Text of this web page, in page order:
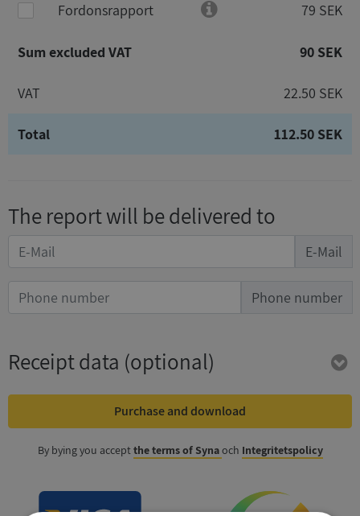
Fordonsrapport 79 SEK
Sum excluded VAT 90 SEK
VAT 22.50 SEK
Total 112.50 SEK
The report will be delivered to
E-Mail
Phone number
Receipt data (optional)
Purchase and download
By bying you acceptthe terms of Synaoch Integritetspolicy